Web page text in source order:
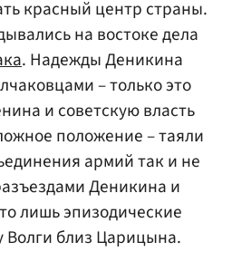
красный центр страны.
на востоке дела
. Надежды Деникина
– только это
и советскую власть
положение – таяли
армий так и не
Деникина и
лишь эпизодические
Волги близ Царицына.